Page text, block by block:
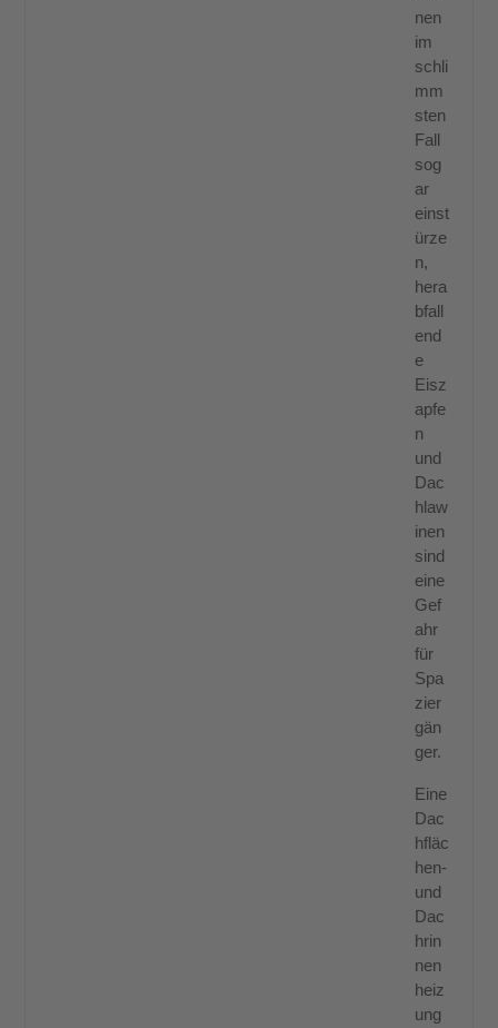
nen
im
schli
mm
sten
Fall
sog
ar
einst
ürze
n,
hera
bfall
end
e
Eisz
apfe
n
und
Dac
hlaw
inen
sind
eine
Gef
ahr
für
Spa
zier
gän
ger.
Eine
Dac
hfläc
hen-
und
Dac
hrin
nen
heiz
ung